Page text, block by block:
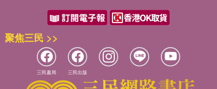
聚焦三民 >>
三民書局 三民出版